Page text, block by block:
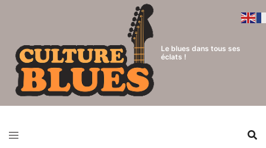
Le blues dans tous ses
éclats !